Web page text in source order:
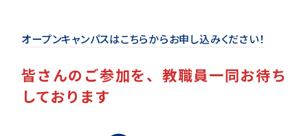
オープンキャンパスはこちらからお申し込みください！
皆さんのご参加を、教職員一同お待ち
しております